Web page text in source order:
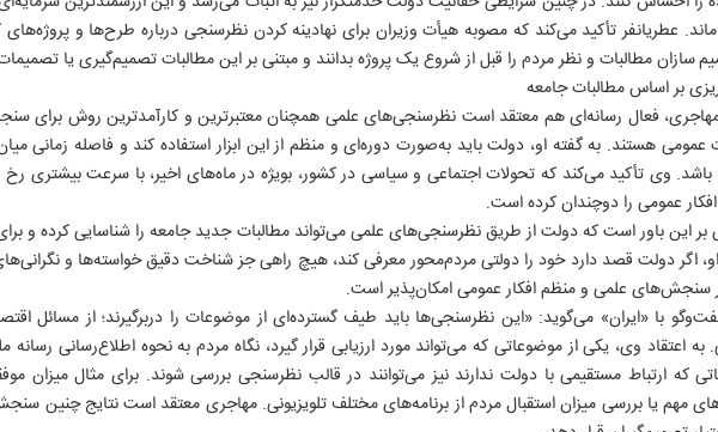
عطریانفر تأکید می‌کند که مصوبه هیأت وزیران برای نهادینه کردن نظرسنجی درباره طرح‌ها و
سازان مطالبات و نظر مردم را قبل از شروع یک پروژه بدانند و مبتنی بر این مطالبات تصمیم‌گیری یا
بر اساس مطالبات جامعه
فعال رسانه‌ای هم معتقد است نظرسنجی‌های علمی همچنان معتبرترین و کارآمدترین روش برای
عمومی هستند. به گفته او، دولت باید به‌صورت دوره‌ای و منظم از این ابزار استفاده کند و فاصله زمانی
وی تأکید می‌کند که تحولات اجتماعی و سیاسی در کشور، بویژه در ماه‌های اخیر، با سرعت
عمومی را دوچندان کرده است.
بر این باور است که دولت از طریق نظرسنجی‌های علمی می‌تواند مطالبات جدید جامعه را شناسایی کرده و برای
او، اگر دولت قصد دارد خود را دولتی مردم‌محور معرفی کند، هیچ راهی جز شناخت دقیق خواسته‌ها و
سنجش‌های علمی و منظم افکار عمومی امکان‌پذیر است.
با «ایران» می‌گوید: «این نظرسنجی‌ها باید طیف گسترده‌ای از موضوعات را دربرگیرند؛ از مسائل
به اعتقاد وی، یکی از موضوعاتی که می‌تواند مورد ارزیابی قرار گیرد، نگاه مردم به نحوه اطلاع‌رسانی
که ارتباط مستقیمی با دولت ندارند نیز می‌توانند در قالب نظرسنجی بررسی شوند. برای مثال میزان
مهم یا بررسی میزان استقبال مردم از برنامه‌های مختلف تلویزیونی. مهاجری معتقد است نتایج چنین
روزنامه ها
روزنامه ایران
ایران ورزشی
الوفاق
IRAN DAILY
سایت های برخط
موسسه ایران
ایران ورزشی
آژانس عکس
انتشارات ایران
سازمان آگهی ها
انتشارات ایران
رسانه و ارتباطات
جبهه مقاومت
دفاع مقدس
تاریخ معاصر
تاریخ شفاهی
سر دلبران
علوم انسانی
آثار زرشناس
روایت مردم